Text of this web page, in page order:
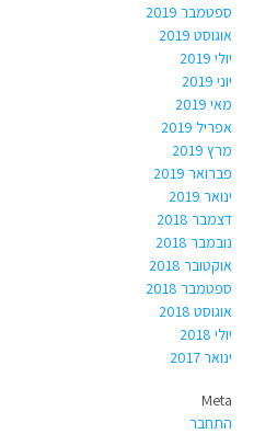
ספטמבר 2019
אוגוסט 2019
יולי 2019
יוני 2019
מאי 2019
אפריל 2019
מרץ 2019
פברואר 2019
ינואר 2019
דצמבר 2018
נובמבר 2018
אוקטובר 2018
ספטמבר 2018
אוגוסט 2018
יולי 2018
ינואר 2017
Meta
התחבר